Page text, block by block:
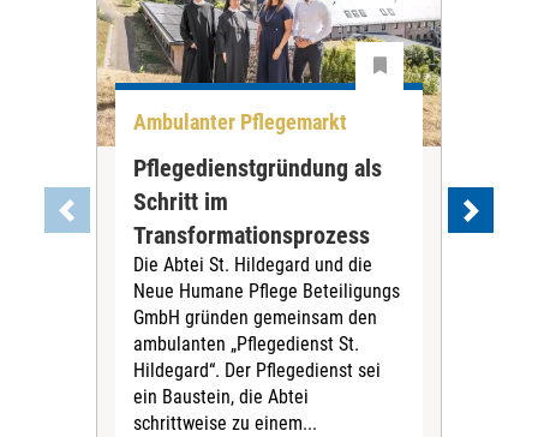
Ambulanter Pflegemarkt
Pflegedienstgründung als
Schritt im
Transformationsprozess
Die Abtei St. Hildegard und die
Neue Humane Pflege Beteiligungs
GmbH gründen gemeinsam den
ambulanten „Pflegedienst St.
Hildegard“. Der Pflegedienst sei
ein Baustein, die Abtei
schrittweise zu einem...